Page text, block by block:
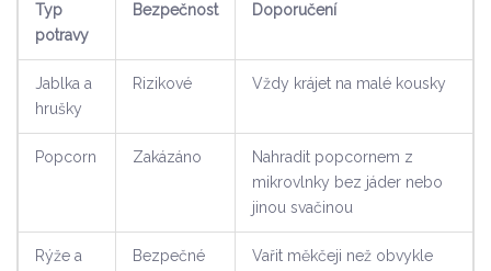
Typ
potravy
Bezpečnost Doporučení
Jablka a
hrušky
Rizikové Vždy krájet na malé kousky
Popcorn Zakázáno
Nahradit popcornem z
mikrovlnky bez jáder nebo
jinou svačinou
Rýže a
Bezpečné Vařit měkčeji než obvykle